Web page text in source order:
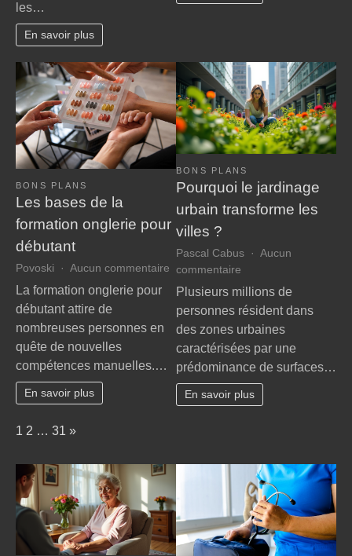
réguler
votre
corporelle
en
public
les…
En savoir plus
BONS PLANS
Les bases de la
formation onglerie pour
débutant
Povoski Aucun commentaire sur
bases
de
la
formation
onglerie
pour
débutant
La formation onglerie pour
débutant attire de
nombreuses personnes en
quête de nouvelles
compétences manuelles.…
En savoir plus
BONS PLANS
Pourquoi le jardinage
urbain transforme les
villes ?
Pascal Cabus
Aucun
commentaire
Pourquoi
jardinage
urbain
transforme
les
villes
?
Plusieurs millions de
personnes résident dans
des zones urbaines
caractérisées par une
prédominance de surfaces…
En savoir plus
Page:
1 2 … 31 Next
»